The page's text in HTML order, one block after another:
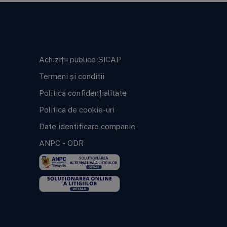
Achiziții publice SICAP
Termeni și condiții
Politica confidențialitate
Politica de cookie-uri
Date identificare companie
ANPC - ODR